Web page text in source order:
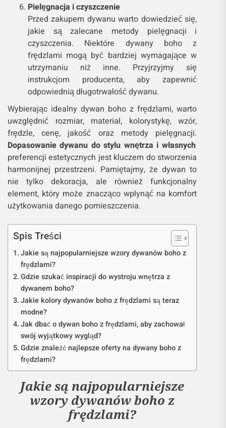
Pielęgnacja i czyszczenie
Przed zakupem dywanu warto dowiedzieć się,
jakie są zalecane metody pielęgnacji i
czyszczenia. Niektóre dywany boho z
frędzlami mogą być bardziej wymagające w
utrzymaniu niż inne. Przyjrzyjmy się
instrukcjom producenta, aby zapewnić
odpowiednią długotrwałość dywanu.
Wybierając idealny dywan boho z frędzlami, warto
uwzględnić rozmiar, materiał, kolorystykę, wzór,
frędzle, cenę, jakość oraz metody pielęgnacji.
Dopasowanie dywanu do stylu wnętrza i własnych
preferencji estetycznych jest kluczem do stworzenia
harmonijnej przestrzeni. Pamiętajmy, że dywan to
nie tylko dekoracja, ale również funkcjonalny
element, który może znacząco wpłynąć na komfort
użytkowania danego pomieszczenia.
Spis Treści
Jakie są najpopularniejsze wzory dywanów boho z
frędzlami?
Gdzie szukać inspiracji do wystroju wnętrza z
dywanem boho?
Jakie kolory dywanów boho z frędzlami są teraz
modne?
Jak dbać o dywan boho z frędzlami, aby zachował
swój wyjątkowy wygląd?
Gdzie znaleźć najlepsze oferty na dywany boho z
frędzlami?
Jakie są najpopularniejsze
wzory dywanów boho z
frędzlami?